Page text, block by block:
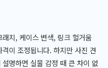
치, 케이스 변색, 링크 헐거움
이 조정됩니다. 하지만 사진 견
명하면 실물 감정 때 큰 차이 없